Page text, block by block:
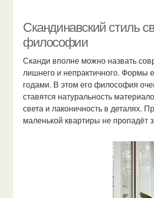
Скандинавский стиль
философии
Сканди вполне можно назвать
лишнего и непрактичного. Формы
годами. В этом его философия
ставятся натуральность
света и лаконичность в деталях.
маленькой квартиры не пропадёт